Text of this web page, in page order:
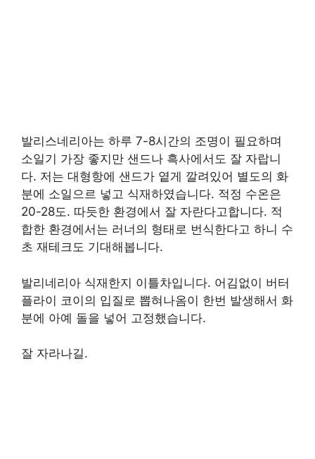
발리스네리아는 하루 7-8시간의 조명이 필요하며
소일기 가장 좋지만 샌드나 흑사에서도 잘 자랍니
다. 저는 대형항에 샌드가 옅게 깔려있어 별도의 화
분에 소일으르 넣고 식재하였습니다. 적정 수온은
20-28도. 따듯한 환경에서 잘 자란다고합니다. 적
합한 환경에서는 러너의 형태로 번식한다고 하니 수
초 재테크도 기대해봅니다.
발리네리아 식재한지 이틀차입니다. 어김없이 버터
플라이 코이의 입질로 뽑혀나옴이 한번 발생해서 화
분에 아예 돌을 넣어 고정했습니다.
잘 자라나길.